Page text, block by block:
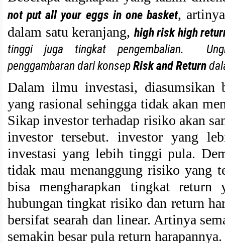
not put all your eggs in one basket,
dalam satu keranjang, high risk high
tinggi juga tingkat pengembalian.
penggambaran dari konsepRisk and Return
Dalam ilmu investasi, diasumsikan
yang rasional sehingga tidak akan
Sikap investor terhadap risiko akan
investor tersebut. investor yang
investasi yang lebih tinggi pula.
tidak mau menanggung risiko yang
bisa mengharapkan tingkat return
hubungan tingkat risiko dan return
bersifat searah dan linear. Artinya
semakin besar pula return harapannya.